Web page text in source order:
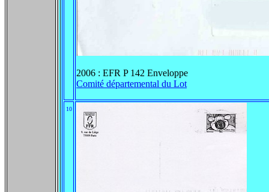
2006 : EFR P 142 Enveloppe
Comité départemental du Lot
10